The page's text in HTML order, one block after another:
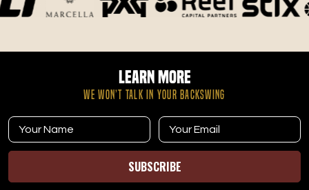
eat before a round, how to stay fueled while playing, and
Learn More
WE WON’T TALK IN YOUR BACKSWING
SUBSCRIBE